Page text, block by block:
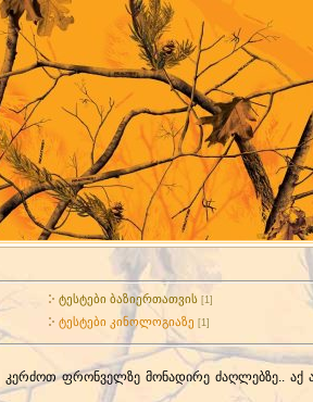
ტესტები ბაზიერთათვის [1]
ტესტები კინოლოგიაზე [1]
კერძოთ ფრონველზე მონადირე ძაღლებზე..